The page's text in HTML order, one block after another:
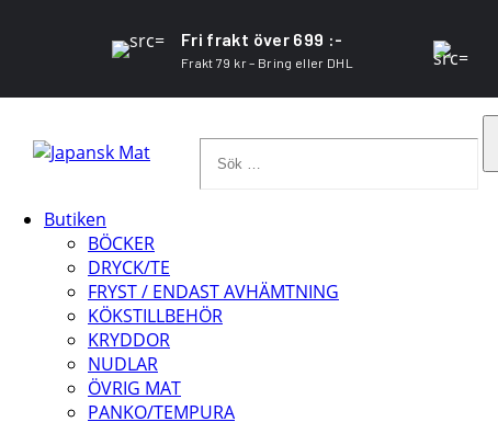
Fri frakt över 699 :-
Frakt 79 kr – Bring eller DHL
Butiken
BÖCKER
DRYCK/TE
FRYST / ENDAST AVHÄMTNING
KÖKSTILLBEHÖR
KRYDDOR
NUDLAR
ÖVRIG MAT
PANKO/TEMPURA